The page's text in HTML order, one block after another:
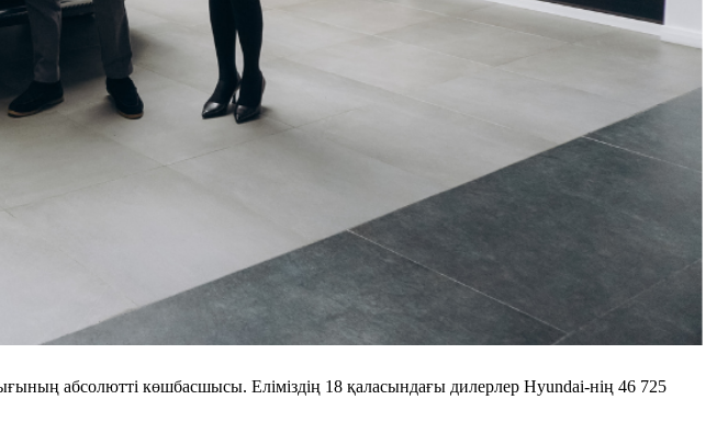
абсолютті көшбасшысы. Еліміздің 18 қаласындағы дилерлер Hyundai-нің 46 725